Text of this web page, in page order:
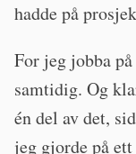
hadde på
For jeg jobba
samtidig. Og
én del av det,
jeg gjorde på